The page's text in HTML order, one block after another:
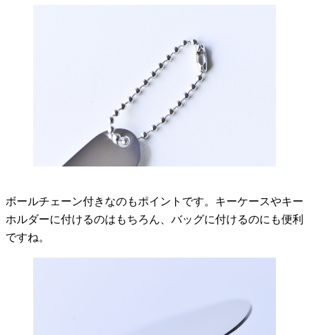
ボールチェーン付きなのもポイントです。キーケースやキー
ホルダーに付けるのはもちろん、バッグに付けるのにも便利
ですね。